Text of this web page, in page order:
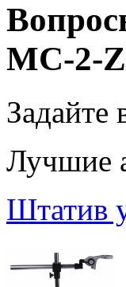
МС-2-
Задайте
Лучшие
Штатив